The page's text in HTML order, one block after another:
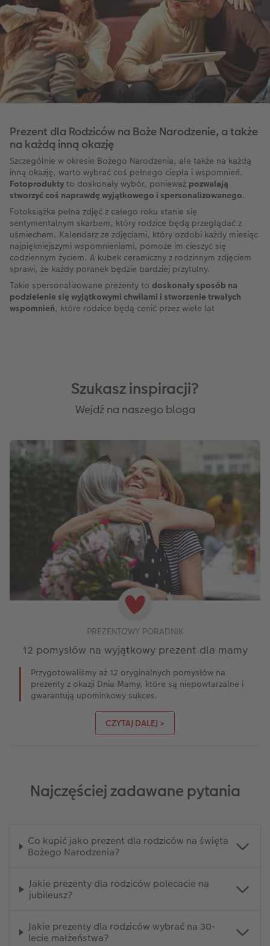
Prezent dla Rodziców na Boże Narodzenie, a także
na każdą inną okazję
Szczególnie w okresie Bożego Narodzenia, ale także na każdą
inną okazję, warto wybrać coś pełnego ciepła i wspomnień.
Fotoprodukty to doskonały wybór, ponieważ pozwalają
stworzyć coś naprawdę wyjątkowego i spersonalizowanego.
Fotoksiążka pełna zdjęć z całego roku stanie się
sentymentalnym skarbem, który rodzice będą przeglądać z
uśmiechem. Kalendarz ze zdjęciami, który ozdobi każdy miesiąc
najpiękniejszymi wspomnieniami, pomoże im cieszyć się
codziennym życiem. A kubek ceramiczny z rodzinnym zdjęciem
sprawi, że każdy poranek będzie bardziej przytulny.
Takie spersonalizowane prezenty to doskonały sposób na
podzielenie się wyjątkowymi chwilami i stworzenie trwałych
wspomnień, które rodzice będą cenić przez wiele lat
Szukasz inspiracji?
Wejdź na naszego bloga
PREZENTOWY PORADNIK
12 pomysłów na wyjątkowy prezent dla mamy
Przygotowaliśmy aż 12 oryginalnych pomysłów na
prezenty z okazji Dnia Mamy, które są niepowtarzalne i
gwarantują upominkowy sukces.
CZYTAJ DALEJ >
Najczęściej zadawane pytania
Co kupić jako prezent dla rodziców na święta
Bożego Narodzenia?
Jakie prezenty dla rodziców polecacie na
jubileusz?
Jakie prezenty dla rodziców wybrać na 30-
lecie małżeństwa?